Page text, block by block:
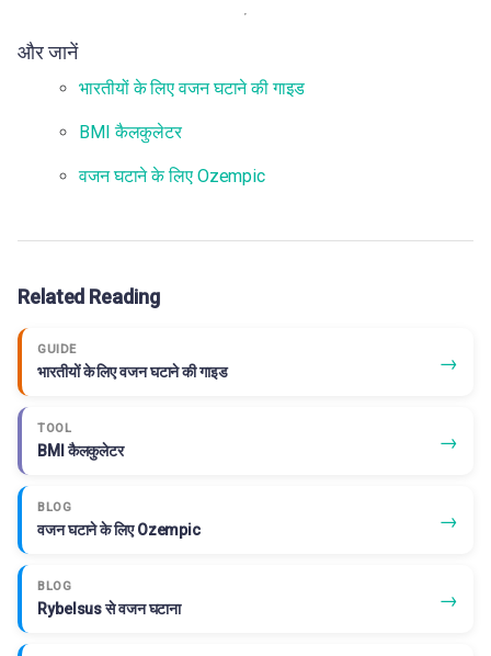
और जानें
भारतीयों के लिए वजन घटाने की गाइड
BMI कैलकुलेटर
वजन घटाने के लिए Ozempic
Related Reading
GUIDE
भारतीयों के लिए वजन घटाने की गाइड →
TOOL
BMI कैलकुलेटर →
BLOG
वजन घटाने के लिए Ozempic →
BLOG
Rybelsus से वजन घटाना →